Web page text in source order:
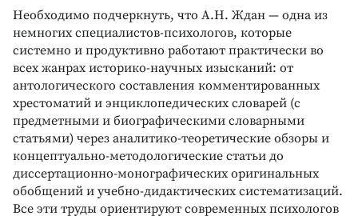
Необходимо подчеркнуть, что А.Н. Ждан — одна из
немногих специалистов-психологов, которые
системно и продуктивно работают практически во
всех жанрах историко-научных изысканий: от
антологического составления комментированных
хрестоматий и энциклопедических словарей (с
предметными и биографическими словарными
статьями) через аналитико-теоретические обзоры и
концептуально-методологические статьи до
диссертационно-монографических оригинальных
обобщений и учебно-дидактических систематизаций.
Все эти труды ориентируют современных психологов